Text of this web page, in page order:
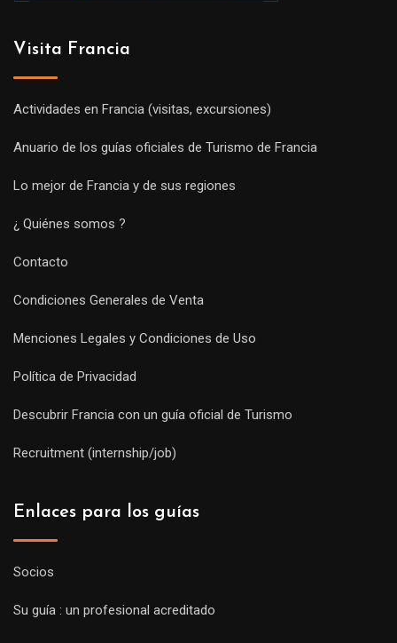
Visita Francia
Actividades en Francia (visitas, excursiones)
Anuario de los guías oficiales de Turismo de Francia
Lo mejor de Francia y de sus regiones
¿ Quiénes somos ?
Contacto
Condiciones Generales de Venta
Menciones Legales y Condiciones de Uso
Política de Privacidad
Descubrir Francia con un guía oficial de Turismo
Recruitment (internship/job)
Enlaces para los guías
Socios
Su guía : un profesional acreditado